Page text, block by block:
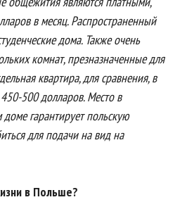
в месяц. Распространенный
дома. Также очень
комнат, презназначенные для
квартира, для сравнения, в
500 долларов. Место в
гарантирует польскую
для подачи на вид на
в Польше?